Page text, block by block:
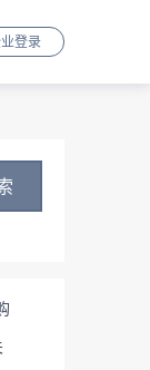
登录